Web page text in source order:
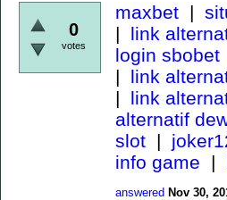
0
votes
maxbet |
| link
login sbobet
| link
| link
alternatif
slot |
info game |
answered Nov 30,